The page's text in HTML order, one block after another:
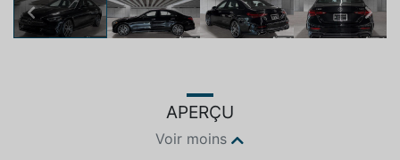
Previous Next
APERÇU
Voir moins